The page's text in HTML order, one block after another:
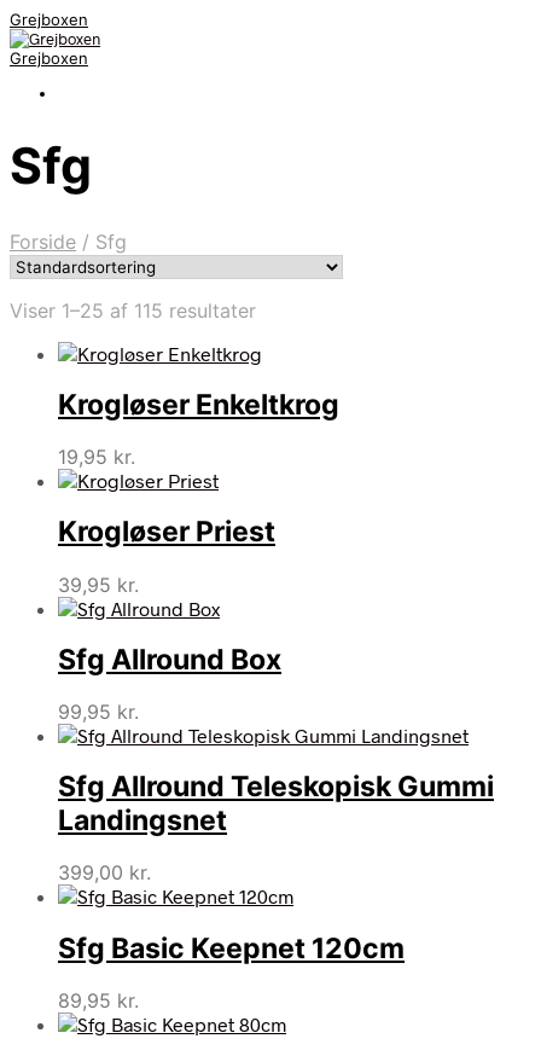
Grejboxen
Grejboxen
Sfg
Forside / Sfg
Viser 1–25 af 115 resultater
Krogløser Enkeltkrog
19,95 kr.
Krogløser Priest
39,95 kr.
Sfg Allround Box
99,95 kr.
Sfg Allround Teleskopisk Gummi
Landingsnet
399,00 kr.
Sfg Basic Keepnet 120cm
89,95 kr.